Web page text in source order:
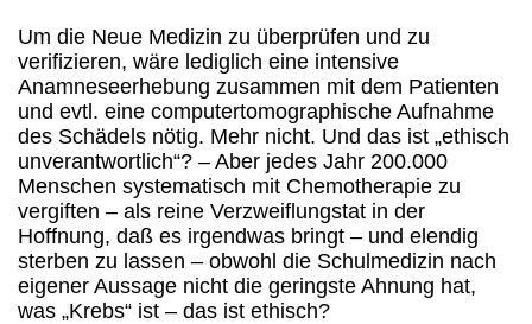
Um die Neue Medizin zu überprüfen und zu
verifizieren, wäre lediglich eine intensive
Anamneseerhebung zusammen mit dem Patienten
und evtl. eine computertomographische Aufnahme
des Schädels nötig. Mehr nicht. Und das ist „ethisch
unverantwortlich“? – Aber jedes Jahr 200.000
Menschen systematisch mit Chemotherapie zu
vergiften – als reine Verzweiflungstat in der
Hoffnung, daß es irgendwas bringt – und elendig
sterben zu lassen – obwohl die Schulmedizin nach
eigener Aussage nicht die geringste Ahnung hat,
was „Krebs“ ist – das ist ethisch?